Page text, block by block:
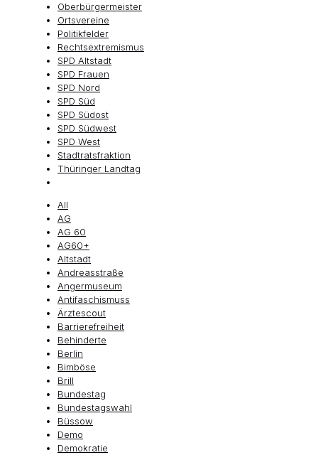
Oberbürgermeister
Ortsvereine
Politikfelder
Rechtsextremismus
SPD Altstadt
SPD Frauen
SPD Nord
SPD Süd
SPD Südost
SPD Südwest
SPD West
Stadtratsfraktion
Thüringer Landtag
All
AG
AG 60
AG60+
Altstadt
Andreasstraße
Angermuseum
Antifaschismuss
Ärztescout
Barrierefreiheit
Behinderte
Berlin
Bimböse
Brill
Bundestag
Bundestagswahl
Büssow
Demo
Demokratie